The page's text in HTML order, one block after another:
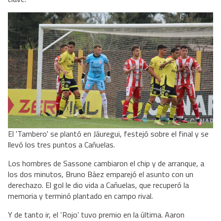
El 'Tambero' se plantó en Jáuregui, festejó sobre el final y se
llevó los tres puntos a Cañuelas.
Los hombres de Sassone cambiaron el chip y de arranque, a
los dos minutos, Bruno Báez emparejó el asunto con un
derechazo. El gol le dio vida a Cañuelas, que recuperó la
memoria y terminó plantado en campo rival.
Y de tanto ir, el ‘Rojo’ tuvo premio en la última. Aaron